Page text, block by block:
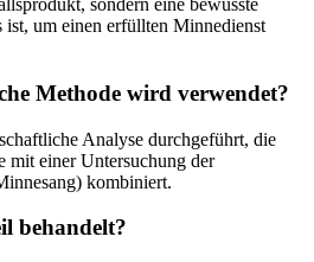
sondern eine bewusste
ist, um einen erfüllten Minnedienst
Methode wird verwendet?
Analyse durchgeführt, die
mit einer Untersuchung der
kombiniert.
behandelt?